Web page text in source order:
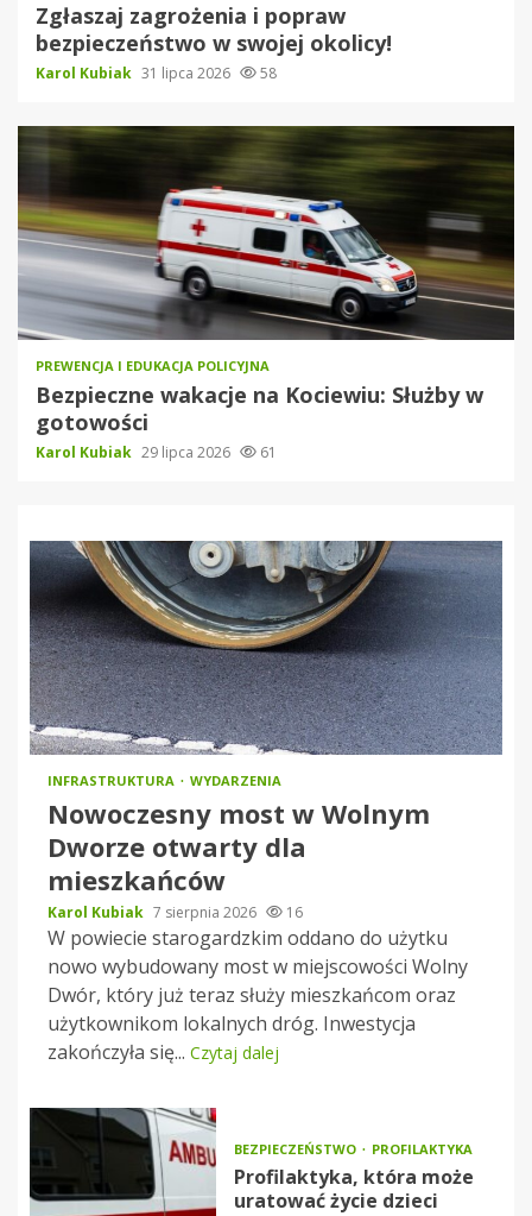
Zgłaszaj zagrożenia i popraw
bezpieczeństwo w swojej okolicy!
Karol Kubiak 31 lipca 2026 58
PREWENCJA I EDUKACJA POLICYJNA
Bezpieczne wakacje na Kociewiu: Służby w
gotowości
Karol Kubiak 29 lipca 2026 61
INFRASTRUKTURA WYDARZENIA
Nowoczesny most w Wolnym
Dworze otwarty dla
mieszkańców
Karol Kubiak 7 sierpnia 2026 16
W powiecie starogardzkim oddano do użytku
nowo wybudowany most w miejscowości Wolny
Dwór, który już teraz służy mieszkańcom oraz
użytkownikom lokalnych dróg. Inwestycja
zakończyła się... Czytaj dalej
BEZPIECZEŃSTWO PROFILAKTYKA
Profilaktyka, która może
uratować życie dzieci